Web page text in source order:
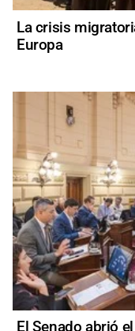
La crisis
Europa
El Senado abrió